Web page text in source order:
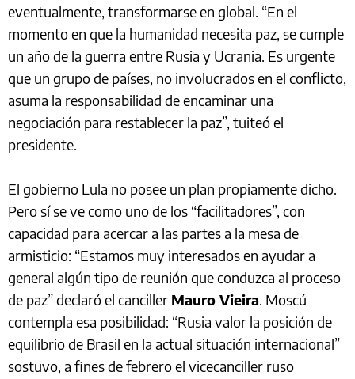
eventualmente, transformarse en global. “En el
momento en que la humanidad necesita paz, se cumple
un año de la guerra entre Rusia y Ucrania. Es urgente
que un grupo de países, no involucrados en el conflicto,
asuma la responsabilidad de encaminar una
negociación para restablecer la paz”, tuiteó el
presidente.
El gobierno Lula no posee un plan propiamente dicho.
Pero sí se ve como uno de los “facilitadores”, con
capacidad para acercar a las partes a la mesa de
armisticio: “Estamos muy interesados en ayudar a
general algún tipo de reunión que conduzca al proceso
de paz” declaró el canciller Mauro Vieira. Moscú
contempla esa posibilidad: “Rusia valor la posición de
equilibrio de Brasil en la actual situación internacional”
sostuvo, a fines de febrero el vicecanciller ruso